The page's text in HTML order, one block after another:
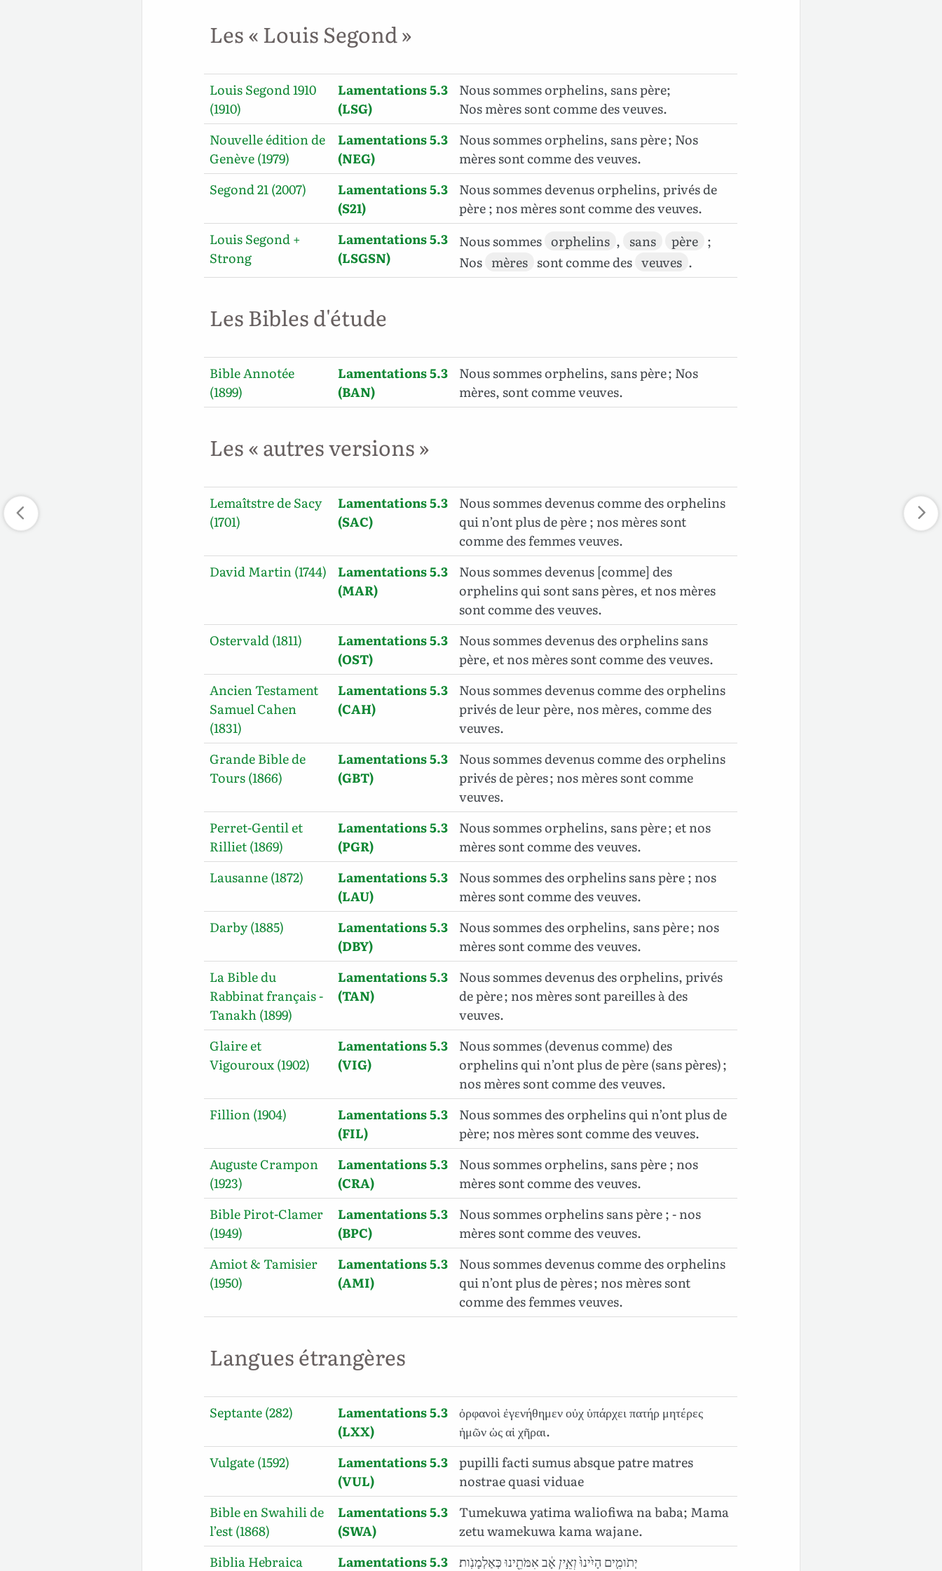
Les « Louis Segond »
Louis Segond 1910
(1910)
Lamentations 5.3
(LSG)
Nous sommes orphelins, sans père;
Nos mères sont comme des veuves.
Nouvelle édition de
Genève (1979)
Lamentations 5.3
(NEG)
Nous sommes orphelins, sans père ; Nos
mères sont comme des veuves.
Segond 21 (2007)
Lamentations 5.3
(S21)
Nous sommes devenus orphelins, privés de
père ; nos mères sont comme des veuves.
Louis Segond +
Strong
Lamentations 5.3
(LSGSN)
Nous sommes orphelins , sans père ;
Nos mères sont comme des veuves .
Les Bibles d'étude
Bible Annotée
(1899)
Lamentations 5.3
(BAN)
Nous sommes orphelins, sans père ; Nos
mères, sont comme veuves.
Les « autres versions »
Lemaîtstre de Sacy
(1701)
Lamentations 5.3
(SAC)
Nous sommes devenus comme des orphelins
qui n’ont plus de père ; nos mères sont
comme des femmes veuves.
David Martin (1744)
Lamentations 5.3
(MAR)
Nous sommes devenus [comme] des
orphelins qui sont sans pères, et nos mères
sont comme des veuves.
Ostervald (1811)
Lamentations 5.3
(OST)
Nous sommes devenus des orphelins sans
père, et nos mères sont comme des veuves.
Ancien Testament
Samuel Cahen
(1831)
Lamentations 5.3
(CAH)
Nous sommes devenus comme des orphelins
privés de leur père, nos mères, comme des
veuves.
Grande Bible de
Tours (1866)
Lamentations 5.3
(GBT)
Nous sommes devenus comme des orphelins
privés de pères ; nos mères sont comme
veuves.
Perret-Gentil et
Rilliet (1869)
Lamentations 5.3
(PGR)
Nous sommes orphelins, sans père ; et nos
mères sont comme des veuves.
Lausanne (1872)
Lamentations 5.3
(LAU)
Nous sommes des orphelins sans père ; nos
mères sont comme des veuves.
Darby (1885)
Lamentations 5.3
(DBY)
Nous sommes des orphelins, sans père ; nos
mères sont comme des veuves.
La Bible du
Rabbinat français -
Tanakh (1899)
Lamentations 5.3
(TAN)
Nous sommes devenus des orphelins, privés
de père ; nos mères sont pareilles à des
veuves.
Glaire et
Vigouroux (1902)
Lamentations 5.3
(VIG)
Nous sommes (devenus comme) des
orphelins qui n’ont plus de père (sans pères) ;
nos mères sont comme des veuves.
Fillion (1904)
Lamentations 5.3
(FIL)
Nous sommes des orphelins qui n’ont plus de
père; nos mères sont comme des veuves.
Auguste Crampon
(1923)
Lamentations 5.3
(CRA)
Nous sommes orphelins, sans père ; nos
mères sont comme des veuves.
Bible Pirot-Clamer
(1949)
Lamentations 5.3
(BPC)
Nous sommes orphelins sans père ; - nos
mères sont comme des veuves.
Amiot & Tamisier
(1950)
Lamentations 5.3
(AMI)
Nous sommes devenus comme des orphelins
qui n’ont plus de pères ; nos mères sont
comme des femmes veuves.
Langues étrangères
Septante (282)
Lamentations 5.3
(LXX)
ὀρφανοὶ ἐγενήθημεν οὐχ ὑπάρχει πατήρ μητέρες
ἡμῶν ὡς αἱ χῆραι.
Vulgate (1592)
Lamentations 5.3
(VUL)
pupilli facti sumus absque patre matres
nostrae quasi viduae
Bible en Swahili de
l’est (1868)
Lamentations 5.3
(SWA)
Tumekuwa yatima waliofiwa na baba; Mama
zetu wamekuwa kama wajane.
Biblia Hebraica
Lamentations 5.3
יְתֹומִ֤ים הָיִ֨ינוּ֙וְאֵ֣ין אָ֔ב אִמֹּתֵ֖ינוּ כְּאַלְמָנֹֽות׃